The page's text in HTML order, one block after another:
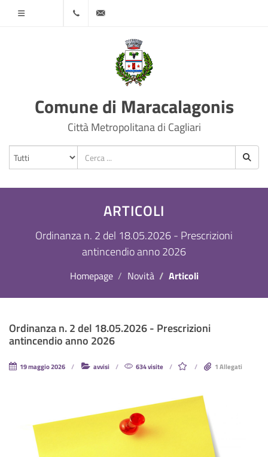
protocollo@comune.maracalagonis.ca.it
Comune di Maracalagonis
Città Metropolitana di Cagliari
ARTICOLI
Ordinanza n. 2 del 18.05.2026 - Prescrizioni
antincendio anno 2026
Homepage Novità Articoli
Ordinanza n. 2 del 18.05.2026 - Prescrizioni
antincendio anno 2026
19 maggio 2026 avvisi 634 visite 1 Allegati